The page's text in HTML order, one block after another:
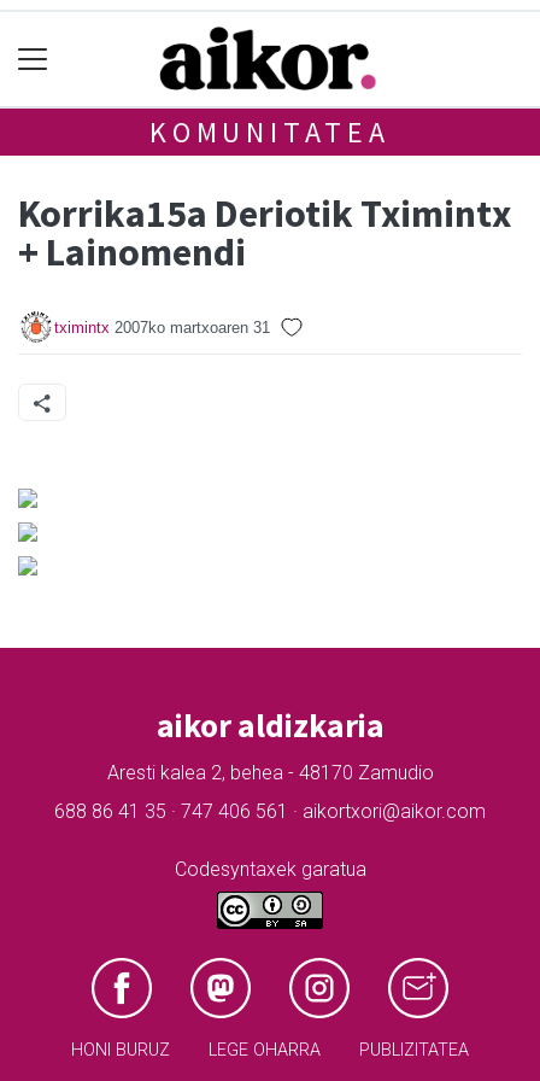
KOMUNITATEA
Korrika15a Deriotik Tximintx
+ Lainomendi
tximintx 2007ko martxoaren 31
aikor aldizkaria
Aresti kalea 2, behea - 48170 Zamudio
688 86 41 35 · 747 406 561 · aikortxori@aikor.com
Codesyntaxek garatua
HONI BURUZ LEGE OHARRA PUBLIZITATEA